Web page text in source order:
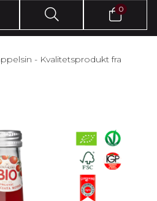
0
- Kvalitetsprodukt fra